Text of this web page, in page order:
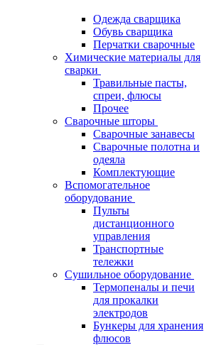
Одежда сварщика
Обувь сварщика
Перчатки сварочные
Химические материалы для
сварки
Травильные пасты,
спреи, флюсы
Прочее
Сварочные шторы
Сварочные занавесы
Сварочные полотна и
одеяла
Комплектующие
Вспомогательное
оборудование
Пульты
дистанционного
управления
Транспортные
тележки
Сушильное оборудование
Термопеналы и печи
для прокалки
электродов
Бункеры для хранения
флюсов